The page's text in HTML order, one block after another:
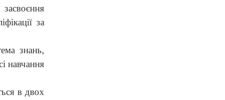
за
знань,
навчання
в двох